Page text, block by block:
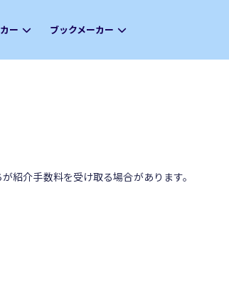
ー ブックメーカー
紹介手数料を受け取る場合があります。